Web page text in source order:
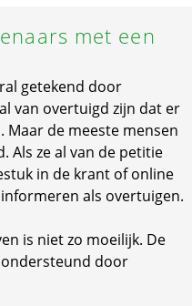
met een
getekend door
van overtuigd zijn dat er
de meeste mensen
Als ze al van de petitie
in de krant of online
als overtuigen.
is niet zo moeilijk. De
door